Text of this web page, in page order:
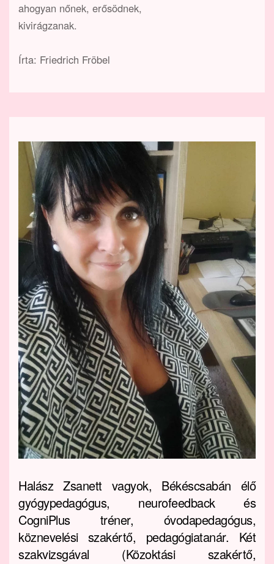
ahogyan nőnek, erősödnek,
kivirágzanak.
Írta: Friedrich Fröbel
Halász Zsanett vagyok, Békéscsabán élő
gyógypedagógus, neurofeedback és
CogniPlus tréner, óvodapedagógus,
köznevelési szakértő, pedagógiatanár. Két
szakvizsgával (Közoktási szakértő,